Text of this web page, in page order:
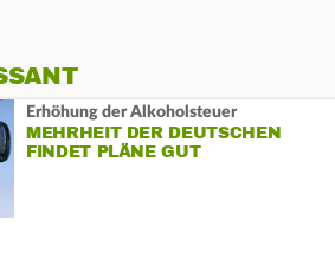
Erhöhung der Alkoholsteuer
MEHRHEIT DER DEUTSCHEN
FINDET PLÄNE GUT